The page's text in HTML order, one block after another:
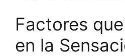
Factores
en la